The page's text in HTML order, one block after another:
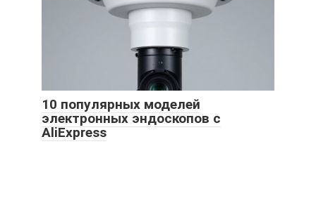
10 популярных моделей
электронных эндоскопов с
AliExpress